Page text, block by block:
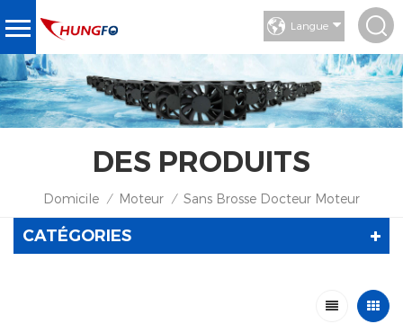
Langue
DES PRODUITS
Domicile / Moteur / Sans Brosse Docteur Moteur
CATÉGORIES